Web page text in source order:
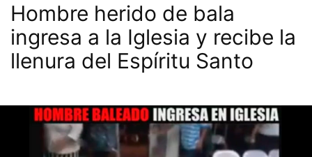
Hombre herido de bala
ingresa a la Iglesia y recibe la
llenura del Espíritu Santo